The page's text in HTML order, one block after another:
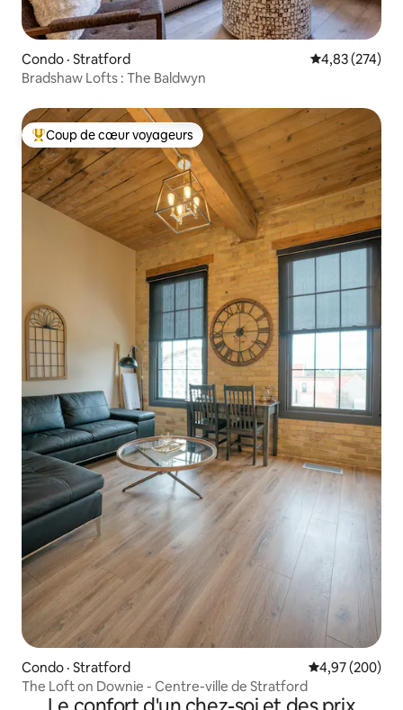
Condo · Stratford Note
4,83 (274)
Bradshaw Lofts : The Baldwyn
Coup de cœur voyageurs parmi les plus aimés
Coup de cœur voyageurs
Condo · Stratford Note
4,97 (200)
The Loft on Downie - Centre-ville de Stratford